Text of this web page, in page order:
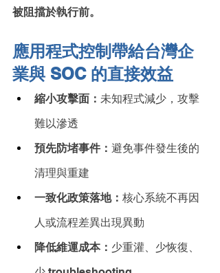
被阻擋於執行前。
應用程式控制帶給台灣企
業與 SOC 的直接效益
縮小攻擊面： 未知程式減少，攻擊
難以滲透
預先防堵事件： 避免事件發生後的
清理與重建
一致化政策落地： 核心系統不再因
人或流程差異出現異動
降低維運成本： 少重灌、少恢復、